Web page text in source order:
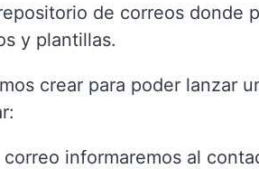
de correos donde
y plantillas.
crear para poder lanzar
correo informaremos al